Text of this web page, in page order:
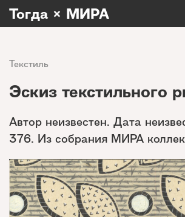
Тогда × МИРА
Текстиль
Эскиз текстильного
Автор неизвестен. Дата
376. Из собрания МИРА